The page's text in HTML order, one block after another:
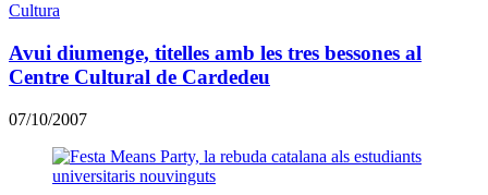
Cultura
Avui diumenge, titelles amb les tres bessones al
Centre Cultural de Cardedeu
07/10/2007